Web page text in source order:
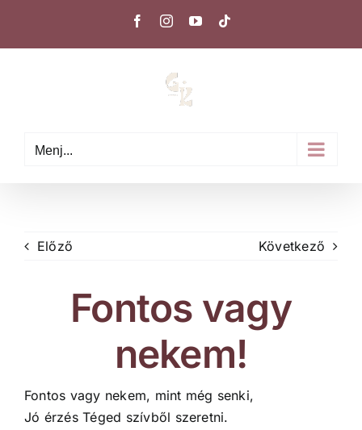
FacebookInstagramYouTube
Menj...
Előző Következő
Fontos vagy
nekem!
Fontos vagy nekem, mint még senki,
Jó érzés Téged szívből szeretni.